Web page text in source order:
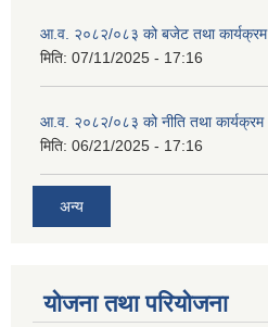
आ.व. २०८२/०८३ को बजेट तथा कार्यक्रम
मिति: 07/11/2025 - 17:16
आ.व. २०८२/०८३ को नीति तथा कार्यक्रम
मिति: 06/21/2025 - 17:16
अन्य
योजना तथा परियोजना